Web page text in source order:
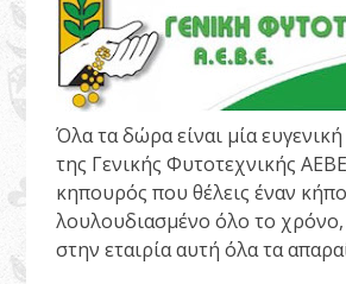
Όλα τα δώρα είναι μία
της Γενικής Φυτοτεχνικής
κηπουρός που θέλεις έναν κήπο
λουλουδιασμένο όλο το χρόνο,
στην εταιρία αυτή όλα τα